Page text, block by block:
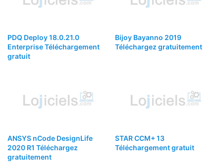
PDQ Deploy 18.0.21.0
Enterprise Téléchargement
gratuit
Bijoy Bayanno 2019
Téléchargez gratuitement
ANSYS nCode DesignLife
2020 R1 Téléchargez
gratuitement
STAR CCM+ 13
Téléchargement gratuit